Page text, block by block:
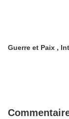
Guerre et Paix ,